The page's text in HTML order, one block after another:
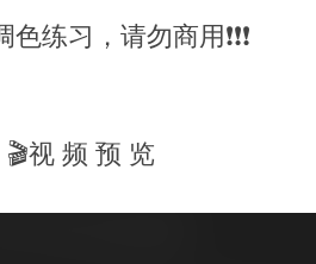
调色练习，请勿商用❗❗❗
🎬视 频 预 览